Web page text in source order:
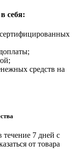
себя:
сертифицированных
средств на
течение 7 дней с
от товара